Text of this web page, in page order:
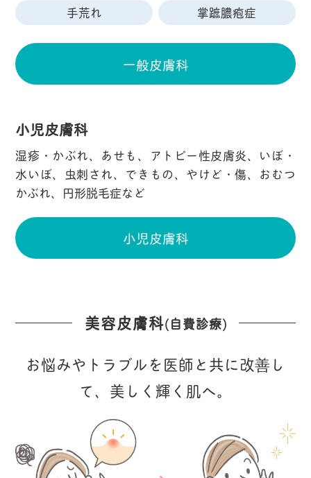
小児皮膚科
湿疹・かぶれ、あせも、アトピー性皮膚炎、いぼ・
水いぼ、虫刺され、できもの、やけど・傷、おむつ
かぶれ、円形脱毛症など
小児皮膚科
手荒れ
掌蹠膿疱症
一般皮膚科
美容皮膚科(自費診療)
お悩みやトラブルを医師と共に改善し
て、美しく輝く肌へ。